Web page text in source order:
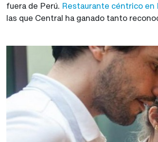
fuera de Perú. Restaurante céntrico en
las que Central ha ganado tanto